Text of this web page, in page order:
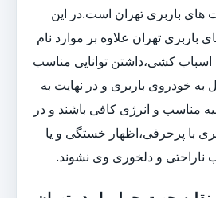
باربری تهران است.در این
تهران علاوه بر موارد نام
کشی،داشتن توانایی مناسب
خودروی باربری و در نهایت به
مناسب و انرژی کافی باشند و در
با پرحرفی،اظهار خستگی و یا
و دلخوری وی نشوند.